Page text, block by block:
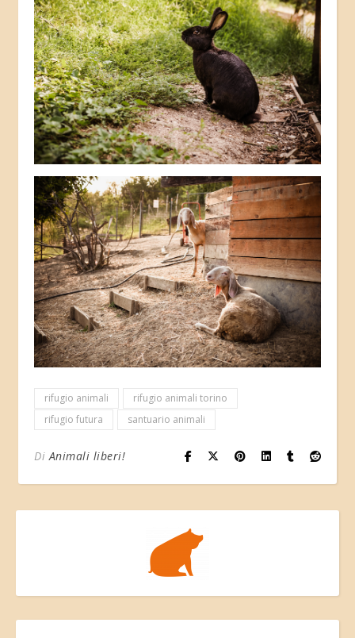
rifugio animali
rifugio animali torino
rifugio futura
santuario animali
DiAnimali liberi!